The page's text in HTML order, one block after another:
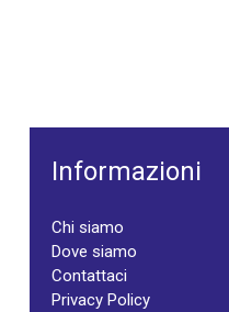
Informazioni
Chi siamo
Dove siamo
Contattaci
Privacy Policy